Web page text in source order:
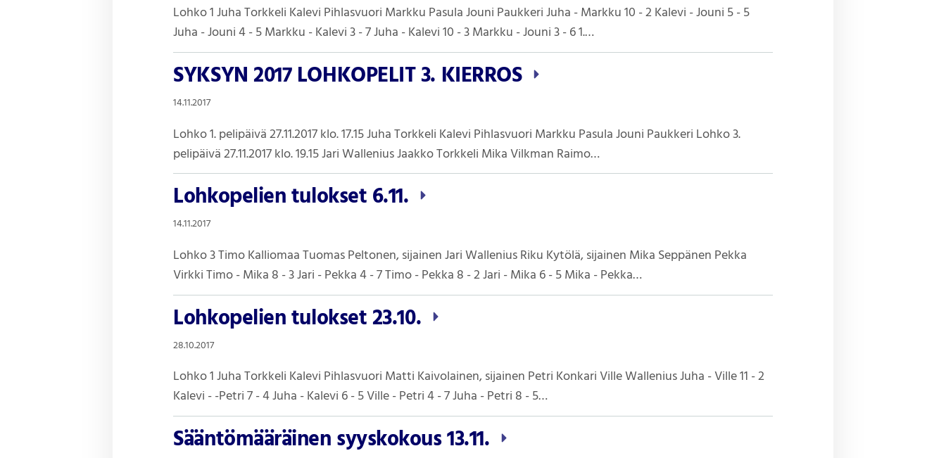
Lohko 1 Juha Torkkeli Kalevi Pihlasvuori Markku Pasula Jouni Paukkeri Juha - Markku 10 - 2 Kalevi - Jouni 5 - 5
Juha - Jouni 4 - 5 Markku - Kalevi 3 - 7 Juha - Kalevi 10 - 3 Markku - Jouni 3 - 6 1.…
SYKSYN 2017 LOHKOPELIT 3. KIERROS
14.11.2017
Lohko 1. pelipäivä 27.11.2017 klo. 17.15 Juha Torkkeli Kalevi Pihlasvuori Markku Pasula Jouni Paukkeri Lohko 3.
pelipäivä 27.11.2017 klo. 19.15 Jari Wallenius Jaakko Torkkeli Mika Vilkman Raimo…
Lohkopelien tulokset 6.11.
14.11.2017
Lohko 3 Timo Kalliomaa Tuomas Peltonen, sijainen Jari Wallenius Riku Kytölä, sijainen Mika Seppänen Pekka
Virkki Timo - Mika 8 - 3 Jari - Pekka 4 - 7 Timo - Pekka 8 - 2 Jari - Mika 6 - 5 Mika - Pekka…
Lohkopelien tulokset 23.10.
28.10.2017
Lohko 1 Juha Torkkeli Kalevi Pihlasvuori Matti Kaivolainen, sijainen Petri Konkari Ville Wallenius Juha - Ville 11 - 2
Kalevi - -Petri 7 - 4 Juha - Kalevi 6 - 5 Ville - Petri 4 - 7 Juha - Petri 8 - 5…
Sääntömääräinen syyskokous 13.11.